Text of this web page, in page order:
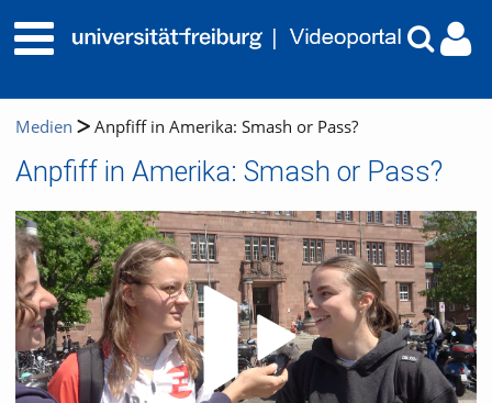
Medien Anpfiff in Amerika: Smash or Pass?
Anpfiff in Amerika: Smash or Pass?